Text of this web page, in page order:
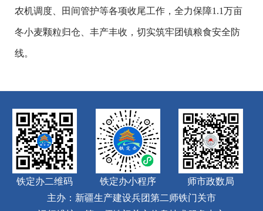
农机调度、田间管护等各项收尾工作，全力保障1.1万亩
冬小麦颗粒归仓、丰产丰收，切实筑牢团镇粮食安全防
线。
铁定办二维码 铁定办小程序
师市政数局
主办：新疆生产建设兵团第二师铁门关市